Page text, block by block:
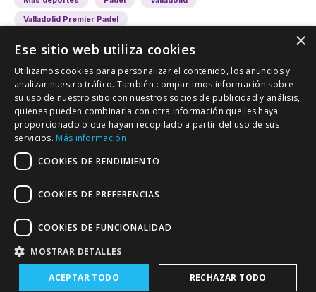
Valladolid Premier Padel
VALLADOLID DEPORTIVO
Colaboración Contacto
Política de Privacidad
×
Ese sitio web utiliza cookies
Utilizamos cookies para personalizar el contenido, los anuncios y
analizar nuestro tráfico. También compartimos información sobre
su uso de nuestro sitio con nuestros socios de publicidad y análisis,
quienes pueden combinarla con otra información que les haya
proporcionado o que hayan recopilado a partir del uso de sus
servicios. Más información
COOKIES DE RENDIMIENTO
COOKIES DE PREFERENCIAS
COOKIES DE FUNCIONALIDAD
MOSTRAR DETALLES
ACEPTAR TODO RECHAZAR TODO